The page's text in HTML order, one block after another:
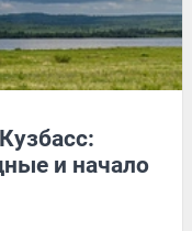
и начало